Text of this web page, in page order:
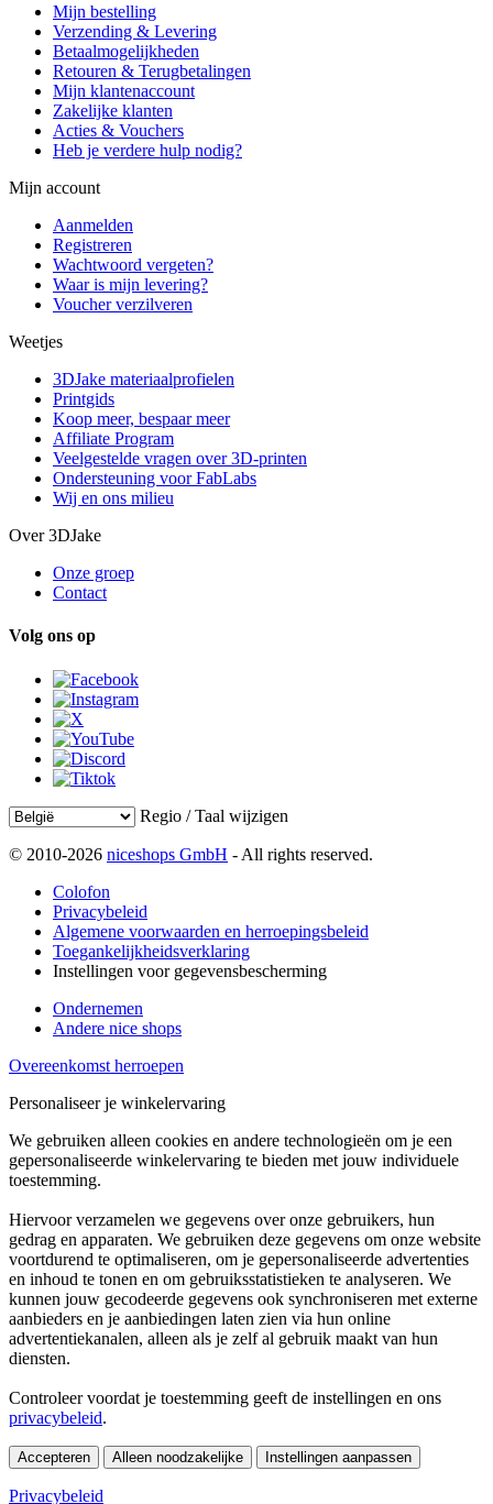
Mijn bestelling
Verzending & Levering
Betaalmogelijkheden
Retouren & Terugbetalingen
Mijn klantenaccount
Zakelijke klanten
Acties & Vouchers
Heb je verdere hulp nodig?
Mijn account
Aanmelden
Registreren
Wachtwoord vergeten?
Waar is mijn levering?
Voucher verzilveren
Weetjes
3DJake materiaalprofielen
Printgids
Koop meer, bespaar meer
Affiliate Program
Veelgestelde vragen over 3D-printen
Ondersteuning voor FabLabs
Wij en ons milieu
Over 3DJake
Onze groep
Contact
Volg ons op
Regio / Taal wijzigen
© 2010-2026 niceshops GmbH - All rights reserved.
Colofon
Privacybeleid
Algemene voorwaarden en herroepingsbeleid
Toegankelijkheidsverklaring
Instellingen voor gegevensbescherming
Ondernemen
Andere nice shops
Overeenkomst herroepen
Personaliseer je winkelervaring
We gebruiken alleen cookies en andere technologieën om je een
gepersonaliseerde winkelervaring te bieden met jouw individuele
toestemming.
Hiervoor verzamelen we gegevens over onze gebruikers, hun
gedrag en apparaten. We gebruiken deze gegevens om onze website
voortdurend te optimaliseren, om je gepersonaliseerde advertenties
en inhoud te tonen en om gebruiksstatistieken te analyseren. We
kunnen jouw gecodeerde gegevens ook synchroniseren met externe
aanbieders en je aanbiedingen laten zien via hun online
advertentiekanalen, alleen als je zelf al gebruik maakt van hun
diensten.
Controleer voordat je toestemming geeft de instellingen en ons
privacybeleid.
Accepteren Alleen noodzakelijke Instellingen aanpassen
Privacybeleid